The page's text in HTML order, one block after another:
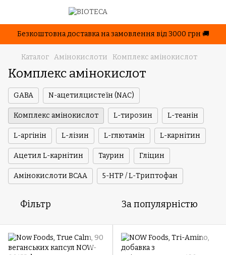
Безкоштовна доставка на замовлення від 3000 грн 🚚
Каталог Амінокислоти Комплекс амінокислот
Комплекс амінокислот
GABA N-ацетилцистеїн (NAC)
Комплекс амінокислот L-тирозин L-теанін
L-аргінін L-лізин L-глютамін L-карнітин
Ацетил L-карнітин Таурин Гліцин
Амінокислоти BCAA 5-HTP / L-Триптофан
Фільтр За популярністю